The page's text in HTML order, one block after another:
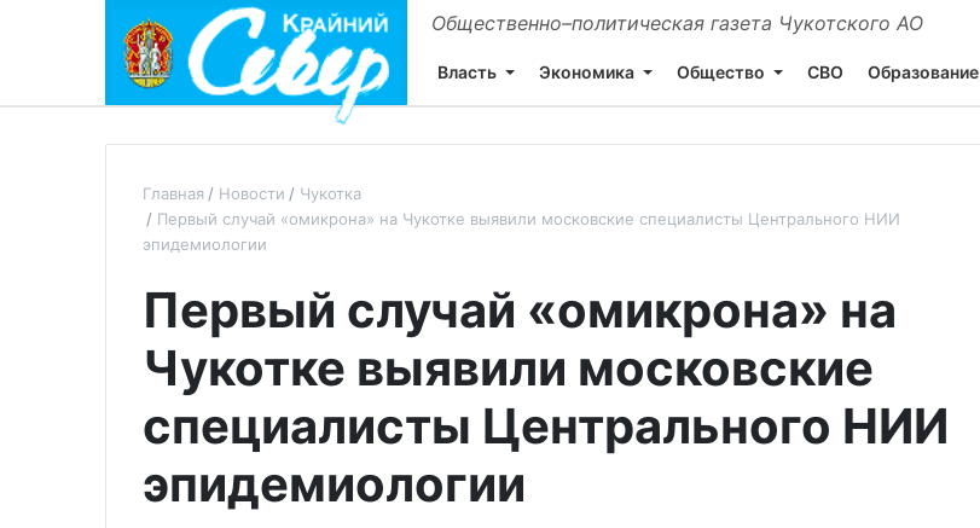
Общественно–политическая газета Чукотского АО
Власть Экономика Общество СВО Образование
Главная Новости
Чукотка
Первый случай «омикрона» на Чукотке выявили московские специалисты Центрального НИИ
эпидемиологии
Первый случай «омикрона» на
Чукотке выявили московские
специалисты Центрального НИИ
эпидемиологии